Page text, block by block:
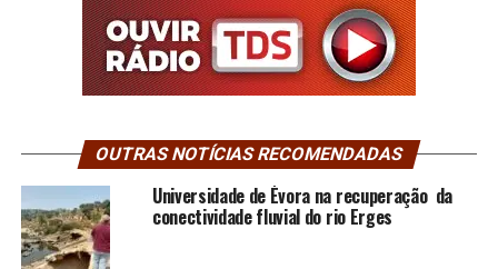
OUTRAS NOTÍCIAS RECOMENDADAS
Universidade de Évora na recuperação da
conectividade fluvial do rio Erges